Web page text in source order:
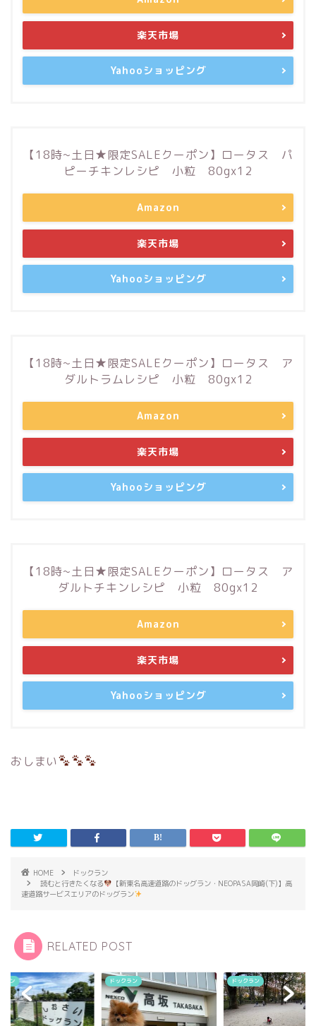
楽天市場
Yahooショッピング
【18時~土日★限定SALEクーポン】ロータス パ
ピーチキンレシピ 小粒 80gx12
Amazon
楽天市場
Yahooショッピング
【18時~土日★限定SALEクーポン】ロータス ア
ダルトラムレシピ 小粒 80gx12
Amazon
楽天市場
Yahooショッピング
【18時~土日★限定SALEクーポン】ロータス ア
ダルトチキンレシピ 小粒 80gx12
Amazon
楽天市場
Yahooショッピング
おしまい
HOME
ドックラン
読むと行きたくなる
【新東名高速道路のドッグラン・NEOPASA岡崎(下)】高
速道路サービスエリアのドッグラン
RELATED POST
ラン ドックラン ドックラン